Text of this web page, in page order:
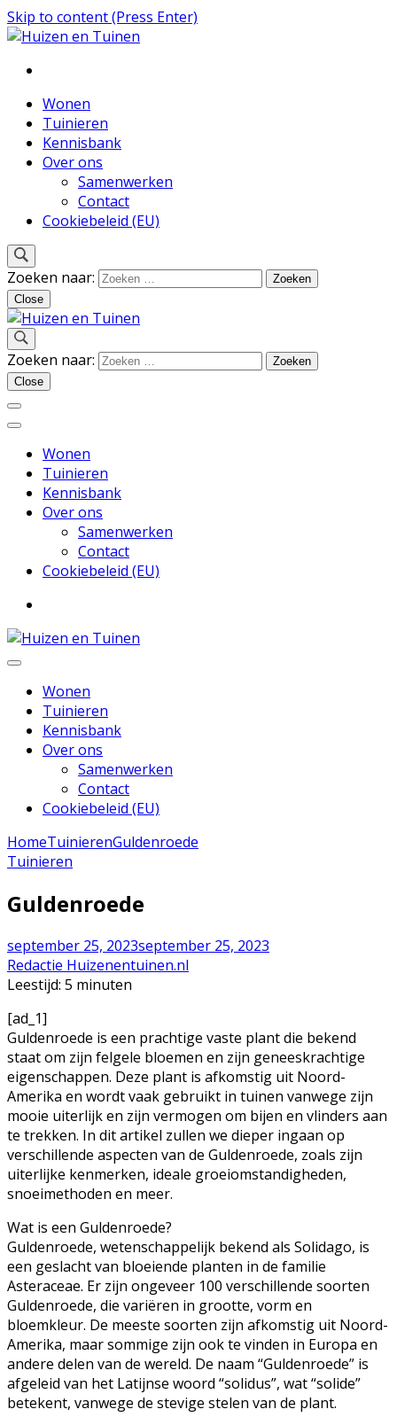
Skip to content (Press Enter)
Huizen en Tuinen
Inspiratie voor wonen en tuinieren
Wonen
Tuinieren
Kennisbank
Over ons
Samenwerken
Contact
Cookiebeleid (EU)
Zoeken naar:
Close
Huizen en Tuinen
Inspiratie voor wonen en tuinieren
Zoeken naar:
Close
Wonen
Tuinieren
Kennisbank
Over ons
Samenwerken
Contact
Cookiebeleid (EU)
Huizen en Tuinen
Inspiratie voor wonen en tuinieren
Wonen
Tuinieren
Kennisbank
Over ons
Samenwerken
Contact
Cookiebeleid (EU)
HomeTuinierenGuldenroede
Tuinieren
Guldenroede
september 25, 2023september 25, 2023
Redactie Huizenentuinen.nl
Leestijd: 5 minuten
[ad_1]
Guldenroede is een prachtige vaste plant die bekend
staat om zijn felgele bloemen en zijn geneeskrachtige
eigenschappen. Deze plant is afkomstig uit Noord-
Amerika en wordt vaak gebruikt in tuinen vanwege zijn
mooie uiterlijk en zijn vermogen om bijen en vlinders aan
te trekken. In dit artikel zullen we dieper ingaan op
verschillende aspecten van de Guldenroede, zoals zijn
uiterlijke kenmerken, ideale groeiomstandigheden,
snoeimethoden en meer.
Wat is een Guldenroede?
Guldenroede, wetenschappelijk bekend als Solidago, is
een geslacht van bloeiende planten in de familie
Asteraceae. Er zijn ongeveer 100 verschillende soorten
Guldenroede, die variëren in grootte, vorm en
bloemkleur. De meeste soorten zijn afkomstig uit Noord-
Amerika, maar sommige zijn ook te vinden in Europa en
andere delen van de wereld. De naam “Guldenroede” is
afgeleid van het Latijnse woord “solidus”, wat “solide”
betekent, vanwege de stevige stelen van de plant.